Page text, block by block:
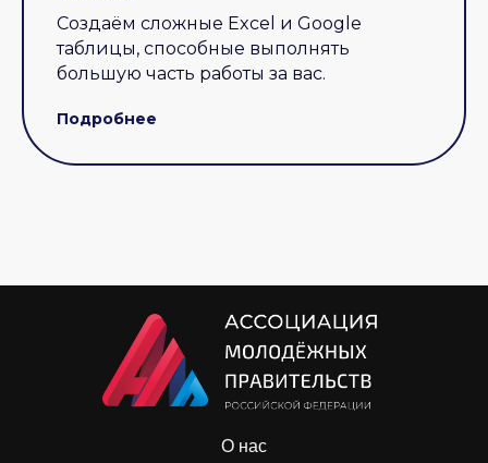
Создаём сложные Excel и Google
таблицы, способные выполнять
большую часть работы за вас.
Подробнее
О нас